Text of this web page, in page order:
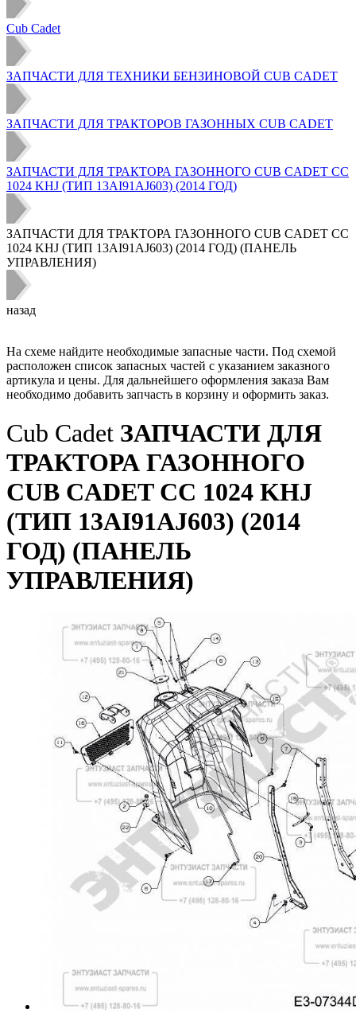
Cub Cadet
ЗАПЧАСТИ ДЛЯ ТЕХНИКИ БЕНЗИНОВОЙ CUB CADET
ЗАПЧАСТИ ДЛЯ ТРАКТОРОВ ГАЗОННЫХ CUB CADET
ЗАПЧАСТИ ДЛЯ ТРАКТОРА ГАЗОННОГО CUB CADET CC
1024 KHJ (ТИП 13AI91AJ603) (2014 ГОД)
ЗАПЧАСТИ ДЛЯ ТРАКТОРА ГАЗОННОГО CUB CADET CC
1024 KHJ (ТИП 13AI91AJ603) (2014 ГОД) (ПАНЕЛЬ
УПРАВЛЕНИЯ)
назад
На схеме найдите необходимые запасные части. Под схемой
расположен список запасных частей с указанием заказного
артикула и цены. Для дальнейшего оформления заказа Вам
необходимо добавить запчасть в корзину и оформить заказ.
Cub Cadet ЗАПЧАСТИ ДЛЯ
ТРАКТОРА ГАЗОННОГО
CUB CADET CC 1024 KHJ
(ТИП 13AI91AJ603) (2014
ГОД) (ПАНЕЛЬ
УПРАВЛЕНИЯ)